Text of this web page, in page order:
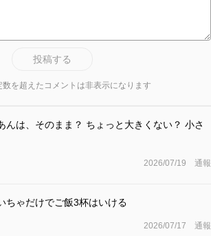
投稿する
を超えたコメントは非表示になります
んは、そのまま？ ちょっと大きくない？ 小さ
2026/07/19 通報
ちゃだけでご飯3杯はいける
2026/07/17 通報